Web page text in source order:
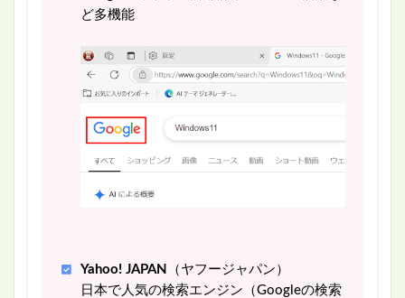
ど多機能
Yahoo! JAPAN
（ヤフージャパン）
日本で人気の検索エンジン（Googleの検索